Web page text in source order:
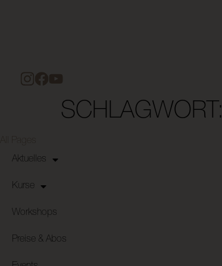
SCHLAGWORT:
Aktuelles
Kurse
Workshops
Preise & Abos